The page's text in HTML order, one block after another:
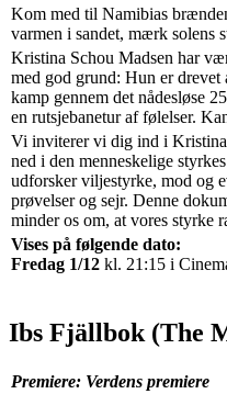
Kom med til Namibias
varmen i sandet, mærk solens
Kristina Schou Madsen har
med god grund: Hun er drevet
kamp gennem det nådesløse
en rutsjebanetur af følelser.
Vi inviterer vi dig ind i
ned i den menneskelige
udforsker viljestyrke, mod og
prøvelser og sejr. Denne
minder os om, at vores styrke
Vises på følgende dato:
Fredag 1/12 kl. 21:15 i
Ibs Fjällbok (The
Premiere: Verdens premiere